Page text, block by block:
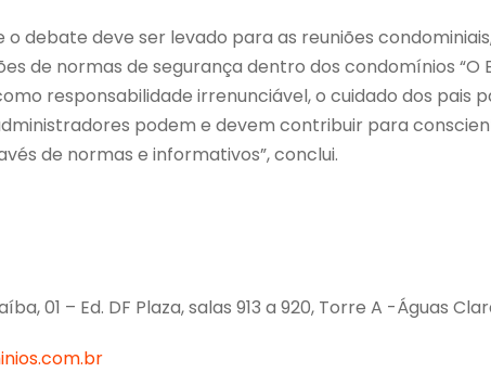
o debate deve ser levado para as reuniões
de normas de segurança dentro dos condomínios “O
responsabilidade irrenunciável, o cuidado dos pais
podem e devem contribuir para
de normas e informativos”, conclui.
01 – Ed. DF Plaza, salas 913 a 920, Torre A -Águas